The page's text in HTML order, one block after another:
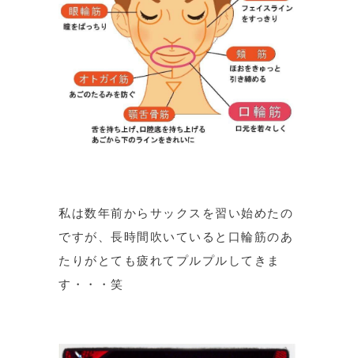
私は数年前からサックスを習い始めたの
ですが、長時間吹いていると口輪筋のあ
たりがとても疲れてプルプルしてきま
す・・・笑